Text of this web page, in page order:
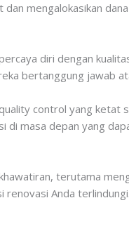
mengalokasikan
diri dengan
bertanggung jawab
control yang
di masa depan yang
terutama
Anda